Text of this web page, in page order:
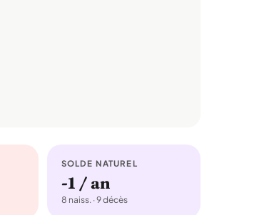
SOLDE NATUREL
-1 / an
8 naiss. · 9 décès